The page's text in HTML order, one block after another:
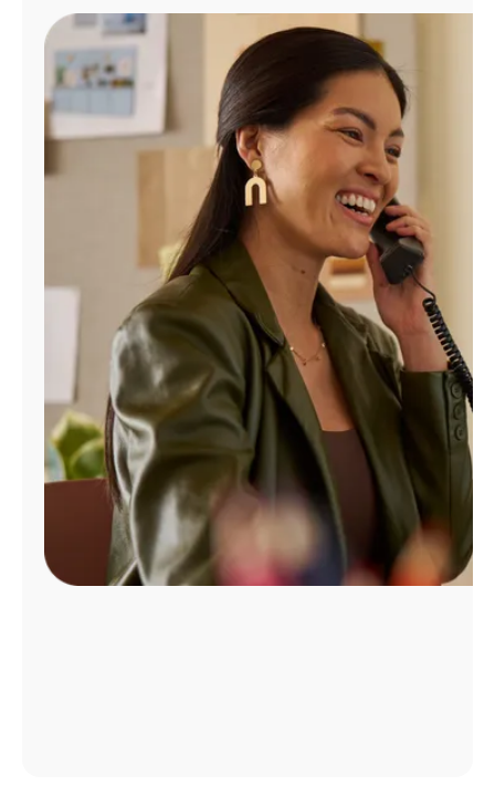
Administrar
cuenta
Encuentra
tienda